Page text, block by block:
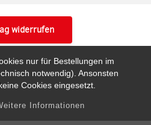
nur für Bestellungen im
notwendig). Ansonsten
Cookies eingesetzt.
Informationen
widerrufen